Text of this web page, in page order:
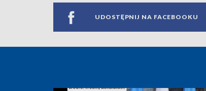
UDOSTĘPNIJ NA FACEBOOKU